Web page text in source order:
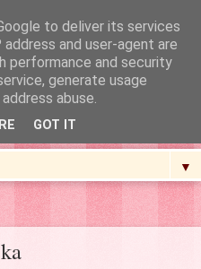
▼
to deliver its services
and user-agent are
performance and security
generate usage
abuse.
GOT IT